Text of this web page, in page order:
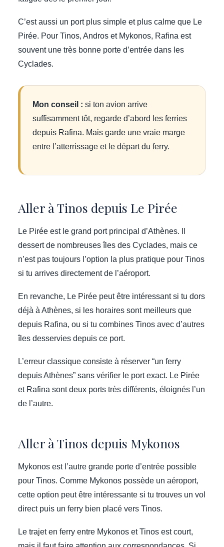
C’est aussi un port plus simple et plus calme que Le
Pirée. Pour Tinos, Andros et Mykonos, Rafina est
souvent une très bonne porte d’entrée dans les
Cyclades.
Mon conseil : si ton avion arrive
suffisamment tôt, regarde d’abord les ferries
depuis Rafina. Mais garde une vraie marge
entre l’atterrissage et le départ du ferry.
Aller à Tinos depuis Le Pirée
Le Pirée est le grand port principal d’Athènes. Il
dessert de nombreuses îles des Cyclades, mais ce
n’est pas toujours l’option la plus pratique pour Tinos
si tu arrives directement de l’aéroport.
En revanche, Le Pirée peut être intéressant si tu dors
déjà à Athènes, si les horaires sont meilleurs que
depuis Rafina, ou si tu combines Tinos avec d’autres
îles desservies depuis ce port.
L’erreur classique consiste à réserver “un ferry
depuis Athènes” sans vérifier le port exact. Le Pirée
et Rafina sont deux ports très différents, éloignés l’un
de l’autre.
Aller à Tinos depuis Mykonos
Mykonos est l’autre grande porte d’entrée possible
pour Tinos. Comme Mykonos possède un aéroport,
cette option peut être intéressante si tu trouves un vol
direct puis un ferry bien placé vers Tinos.
Le trajet en ferry entre Mykonos et Tinos est court,